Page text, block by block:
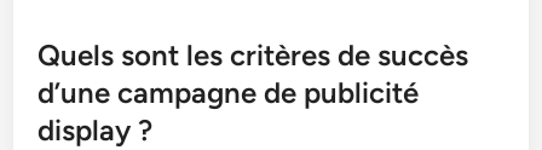
Quels sont les critères de succès
d’une campagne de publicité
display ?